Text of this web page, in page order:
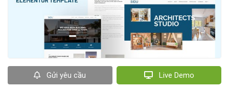
Gửi yêu cầu Live Demo